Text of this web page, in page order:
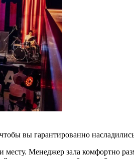
вы гарантированно
Менеджер зала комфортно